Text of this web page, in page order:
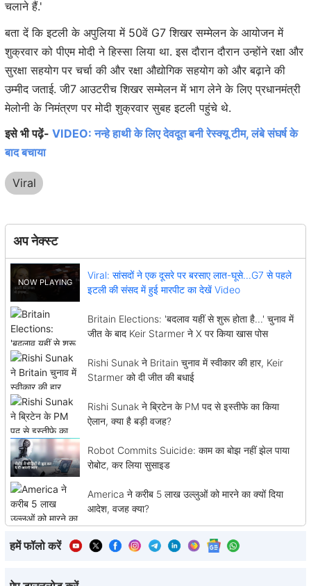
चलाने हैं.'
बता दें कि इटली के अपुलिया में 50वें G7 शिखर सम्मेलन के आयोजन में
शुक्रवार को पीएम मोदी ने हिस्सा लिया था. इस दौरान दौरान उन्होंने रक्षा और
सुरक्षा सहयोग पर चर्चा की और रक्षा औद्योगिक सहयोग को और बढ़ाने की
उम्मीद जताई. जी7 आउटरीच शिखर सम्मेलन में भाग लेने के लिए प्रधानमंत्री
मेलोनी के निमंत्रण पर मोदी शुक्रवार सुबह इटली पहुंचे थे.
इसे भी पढ़ें- VIDEO: नन्हे हाथी के लिए देवदूत बनी रेस्क्यू टीम, लंबे संघर्ष के
बाद बचाया
Viral
अप नेक्स्ट
Viral: सांसदों ने एक दूसरे पर बरसाए लात-घूसे...G7 से पहले
इटली की संसद में हुई मारपीट का देखें Video
Britain Elections: 'बदलाव यहीं से शुरू होता है...' चुनाव में
जीत के बाद Keir Starmer ने X पर किया खास पोस
Rishi Sunak ने Britain चुनाव में स्वीकार की हार, Keir
Starmer को दी जीत की बधाई
Rishi Sunak ने ब्रिटेन के PM पद से इस्तीफे का किया
ऐलान, क्या है बड़ी वजह?
Robot Commits Suicide: काम का बोझ नहीं झेल पाया
रोबोट, कर लिया सुसाइड
America ने करीब 5 लाख उल्लुओं को मारने का क्यों दिया
आदेश, वजह क्या?
हमें फॉलो करें